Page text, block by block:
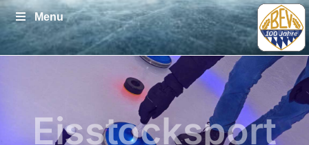
Zum
Inhalt
springen
Menu
Eisstocksport